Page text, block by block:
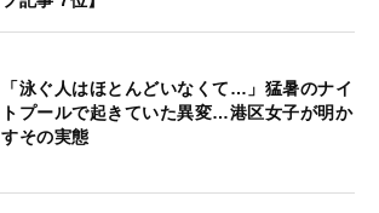
「泳ぐ人はほとんどいなくて…」猛暑のナイ
トプールで起きていた異変…港区女子が明か
すその実態